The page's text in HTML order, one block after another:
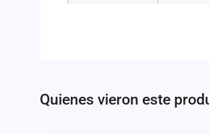
Quienes vieron este